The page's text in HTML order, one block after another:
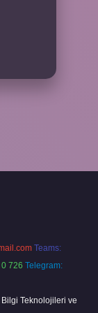
Teams:
726 Telegram:
Teknolojileri ve